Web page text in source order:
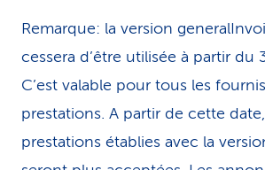
Remarque: la version
cessera d’être utilisée à partir du
C’est valable pour tous les
prestations. A partir de cette
prestations établies avec la